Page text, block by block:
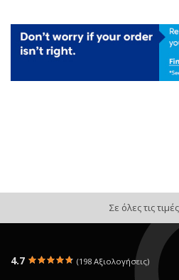
Σε όλες τις
4.7 (198 Αξιολογήσεις)